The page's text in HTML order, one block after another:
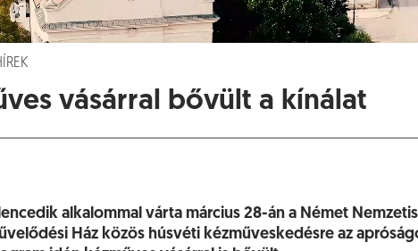
vásárral bővült a kínálat
alkalommal várta március 28-án a Német
Ház közös húsvéti kézműveskedésre az